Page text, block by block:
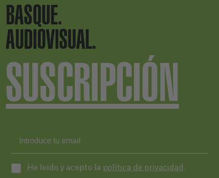
BASQUE.
AUDIOVISUAL.
SUSCRIPCIÓN
He leído y acepto la política de privacidad .